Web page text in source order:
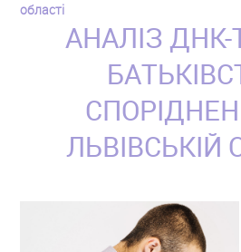
області
АНАЛІЗ
ЛЬВІВСЬКІЙ